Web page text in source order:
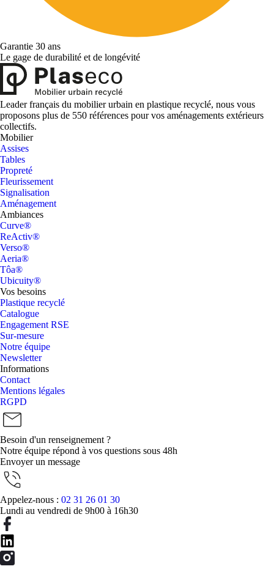
Garantie 30 ans
Le gage de durabilité et de longévité
Leader français du mobilier urbain en plastique recyclé, nous vous
proposons plus de 550 références pour vos aménagements extérieurs
collectifs.
Mobilier
Assises
Tables
Propreté
Fleurissement
Signalisation
Aménagement
Ambiances
Curve®
ReActiv®
Verso®
Aeria®
Tôa®
Ubicuity®
Vos besoins
Plastique recyclé
Catalogue
Engagement RSE
Sur-mesure
Notre équipe
Newsletter
Informations
Contact
Mentions légales
RGPD
Besoin d'un renseignement ?
Notre équipe répond à vos questions sous 48h
Envoyer un message
Appelez-nous : 02 31 26 01 30
Lundi au vendredi de 9h00 à 16h30